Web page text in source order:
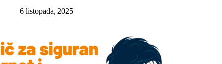
6 listopada, 2025